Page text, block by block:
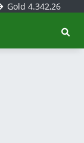
Gold 4.342,26